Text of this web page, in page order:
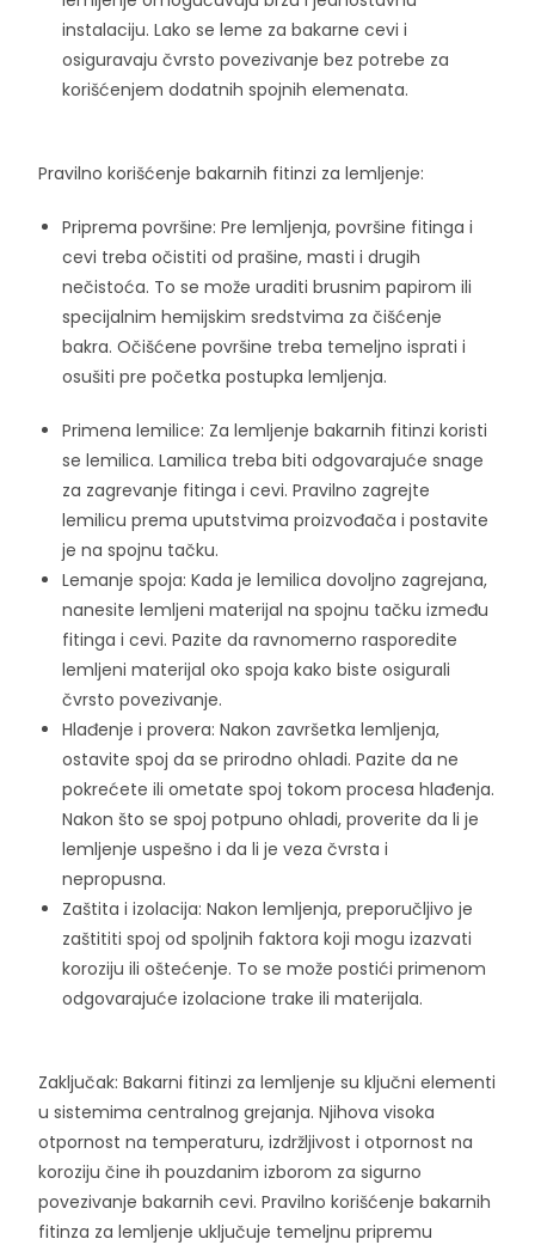
instalaciju. Lako se leme za bakarne cevi i
osiguravaju čvrsto povezivanje bez potrebe za
korišćenjem dodatnih spojnih elemenata.
Pravilno korišćenje bakarnih fitinzi za lemljenje:
Priprema površine: Pre lemljenja, površine fitinga i
cevi treba očistiti od prašine, masti i drugih
nečistoća. To se može uraditi brusnim papirom ili
specijalnim hemijskim sredstvima za čišćenje
bakra. Očišćene površine treba temeljno isprati i
osušiti pre početka postupka lemljenja.
Primena lemilice: Za lemljenje bakarnih fitinzi koristi
se lemilica. Lamilica treba biti odgovarajuće snage
za zagrevanje fitinga i cevi. Pravilno zagrejte
lemilicu prema uputstvima proizvođača i postavite
je na spojnu tačku.
Lemanje spoja: Kada je lemilica dovoljno zagrejana,
nanesite lemljeni materijal na spojnu tačku između
fitinga i cevi. Pazite da ravnomerno rasporedite
lemljeni materijal oko spoja kako biste osigurali
čvrsto povezivanje.
Hlađenje i provera: Nakon završetka lemljenja,
ostavite spoj da se prirodno ohladi. Pazite da ne
pokrećete ili ometate spoj tokom procesa hlađenja.
Nakon što se spoj potpuno ohladi, proverite da li je
lemljenje uspešno i da li je veza čvrsta i
nepropusna.
Zaštita i izolacija: Nakon lemljenja, preporučljivo je
zaštititi spoj od spoljnih faktora koji mogu izazvati
koroziju ili oštećenje. To se može postići primenom
odgovarajuće izolacione trake ili materijala.
Zaključak: Bakarni fitinzi za lemljenje su ključni elementi
u sistemima centralnog grejanja. Njihova visoka
otpornost na temperaturu, izdržljivost i otpornost na
koroziju čine ih pouzdanim izborom za sigurno
povezivanje bakarnih cevi. Pravilno korišćenje bakarnih
fitinza za lemljenje uključuje temeljnu pripremu